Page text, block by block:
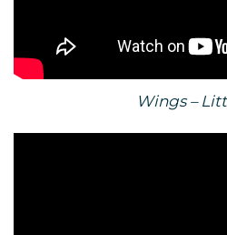
Wings –